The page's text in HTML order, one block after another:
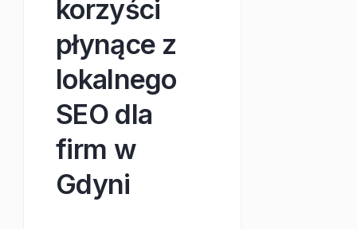
korzyści
płynące z
lokalnego
SEO dla
firm w
Gdyni